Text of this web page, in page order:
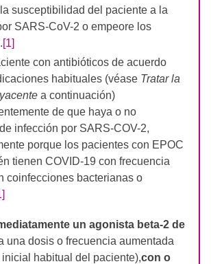
susceptibilidad del paciente a la
SARS-CoV-2 o empeore los
[1]
con antibióticos de acuerdo
habituales (véase Tratar la
a continuación)
de que haya o no
infección por SARS-COV-2,
porque los pacientes con EPOC
tienen COVID-19 con frecuencia
coinfecciones bacterianas o
un agonista beta-2 de
una dosis o frecuencia aumentada
habitual del paciente),con o